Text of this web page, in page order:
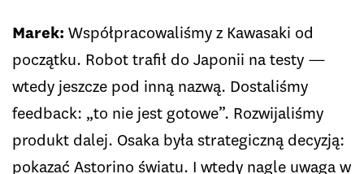
Marek: Współpracowaliśmy z Kawasaki od
początku. Robot trafił do Japonii na testy —
wtedy jeszcze pod inną nazwą. Dostaliśmy
feedback: „to nie jest gotowe”. Rozwijaliśmy
produkt dalej. Osaka była strategiczną decyzją:
pokazać Astorino światu. I wtedy nagle uwaga w